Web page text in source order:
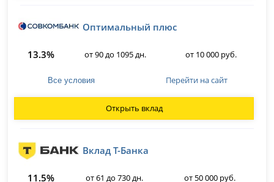
Оптимальный плюс
13.3% от 90 до 1095 дн. от 10 000 руб.
Все условия Перейти на сайт
Открыть вклад
Вклад Т-Банка
11.5% от 61 до 730 дн. от 50 000 руб.